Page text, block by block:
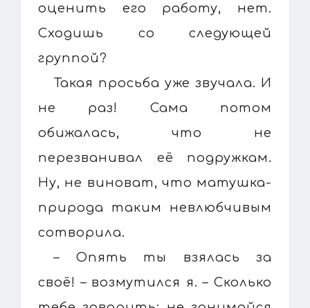
оценить его работу, нет.
Сходишь со следующей
группой?
Такая просьба уже звучала. И
не раз! Сама потом
обижалась, что не
перезванивал её подружкам.
Ну, не виноват, что матушка-
природа таким невлюбчивым
сотворила.
– Опять ты взялась за
своё! – возмутился я. – Сколько